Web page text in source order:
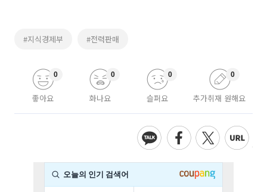
#지식경제부 #전력판매
좋아요
0
화나요
0
슬퍼요
0
추가취재 원해요
0